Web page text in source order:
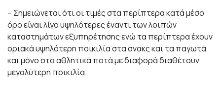
– Σημειώνεται ότι οι τιμές στα περίπτερα κατά μέσο
όρο είναι λίγο υψηλότερες έναντι των λοιπών
καταστημάτων εξυπηρέτησης ενώ τα περίπτερα έχουν
οριακά υψηλότερη ποικιλία στα σνακς και τα παγωτά
και μόνο στα αθλητικά ποτά με διαφορά διαθέτουν
μεγαλύτερη ποικιλία.